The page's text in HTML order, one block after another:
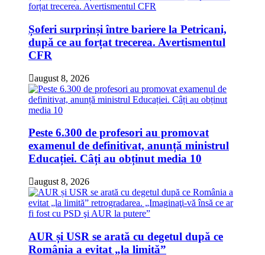
Șoferi surprinși între bariere la Petricani,
după ce au forțat trecerea. Avertismentul
CFR
august 8, 2026
Peste 6.300 de profesori au promovat
examenul de definitivat, anunță ministrul
Educației. Câți au obținut media 10
august 8, 2026
AUR și USR se arată cu degetul după ce
România a evitat „la limită”